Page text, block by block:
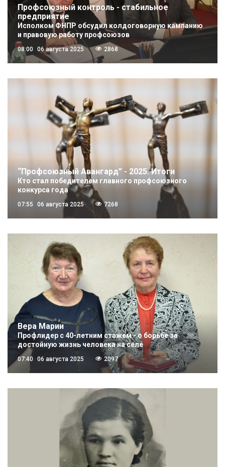
Профсоюзный контроль - стабильное
предприятие
Исполком ФНПР обсудил колдоговорную кампанию
и правовую работу профсоюзов
08:00 06 августа 2025 2868
“Профсоюзный Авангард” - 2025. Итоги
Кто стал победителем главного профсоюзного
конкурса года
07:55 06 августа 2025 7268
Вера Марии
Профлидер с 40-летним стажем - о борьбе за
достойную жизнь человека на селе
07:40 06 августа 2025 2097